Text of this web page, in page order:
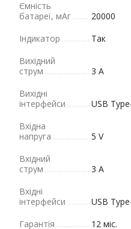
Ємність
батареї, мАг
20000
Індикатор
Так
Вихідний
струм
3 A
Вихідні
інтерфейси
USB
Вхідна
напруга
5 V
Вхідний
струм
3 A
Вхідні
інтерфейси
USB
Гарантія
12 міс.